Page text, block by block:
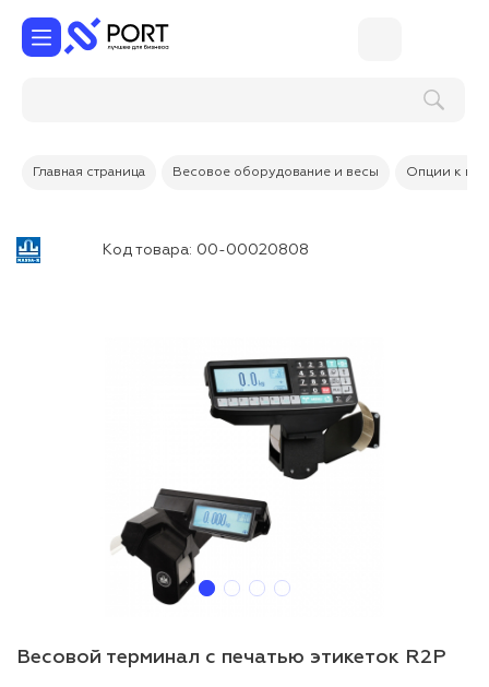
Главная страница Весовое оборудование и весы Опции к
Код товара: 00-00020808
Весовой терминал с печатью этикеток R2P